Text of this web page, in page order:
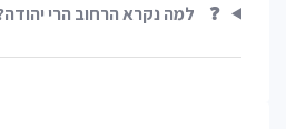
❓ למה נקרא הרחוב הרי